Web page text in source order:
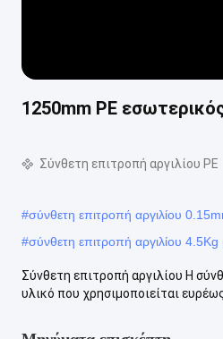
1250mm PE
Σύνθετη επιτροπή αργιλίου PE
#σύνθετη επιτροπή αργιλίου
#σύνθετη επιτροπή αργιλίου 4.5Kg
Σύνθετη επιτροπή αργιλίου Η
υλικό που χρησιμοποιείται